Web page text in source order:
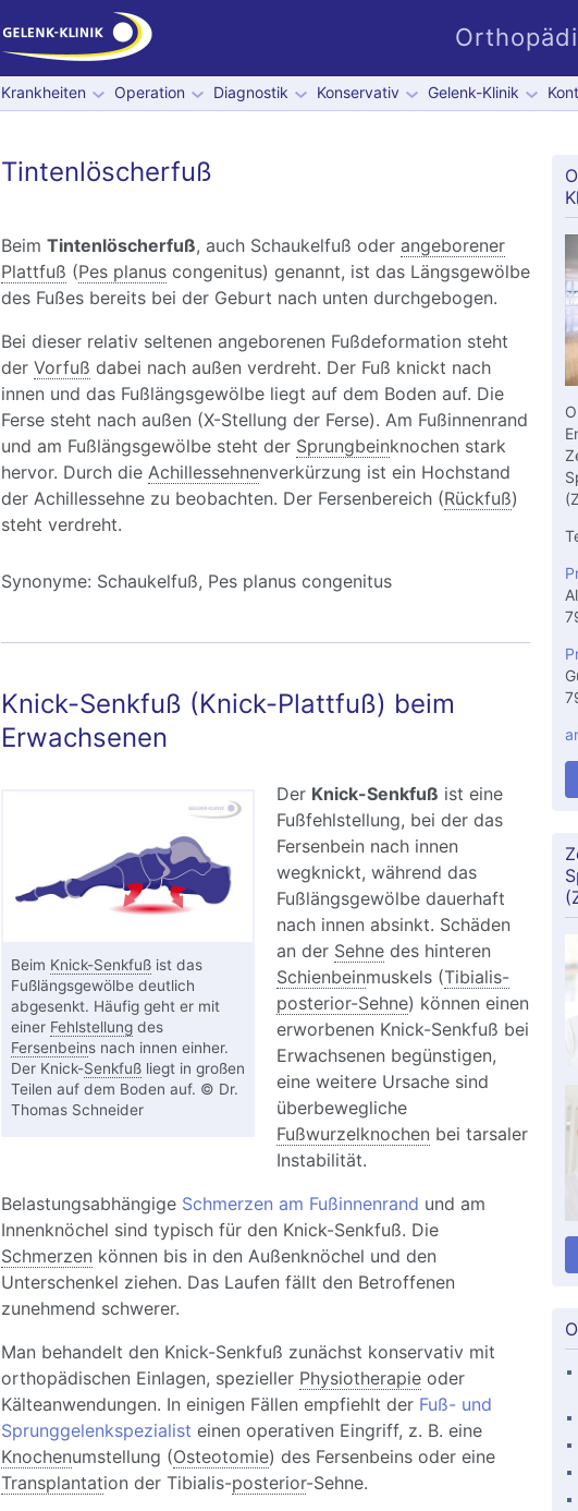
Krankheiten Operation Diagnostik Konservativ Gelenk-Klinik
Tintenlöscherfuß
Beim Tintenlöscherfuß, auch Schaukelfuß oder angeborener
Plattfuß (Pes planuscongenitus) genannt, ist das Längsgewölbe
des Fußes bereits bei der Geburt nach unten durchgebogen.
Bei dieser relativ seltenen angeborenen Fußdeformation steht
der Vorfuß dabei nach außen verdreht. Der Fuß knickt nach
innen und das Fußlängsgewölbe liegt auf dem Boden auf. Die
Ferse steht nach außen (X-Stellung der Ferse). Am Fußinnenrand
und am Fußlängsgewölbe steht der Sprungbeinknochen stark
hervor. Durch die Achillessehnenverkürzung ist ein Hochstand
der Achillessehne zu beobachten. Der Fersenbereich (Rückfuß)
steht verdreht.
Synonyme: Schaukelfuß, Pes planus congenitus
Knick-Senkfuß (Knick-Plattfuß) beim
Erwachsenen
Beim Knick-Senkfußist das
Fußlängsgewölbe deutlich
abgesenkt. Häufig geht er mit
einer Fehlstellungdes
Fersenbeins nach innen einher.
Der Knick-Senkfußliegt in großen
Teilen auf dem Boden auf. © Dr.
Thomas Schneider
Der Knick-Senkfuß ist eine
Fußfehlstellung, bei der das
Fersenbein nach innen
wegknickt, während das
Fußlängsgewölbe dauerhaft
nach innen absinkt. Schäden
an der Sehnedes hinteren
Schienbeinmuskels (Tibialis-
posterior-Sehne) können einen
erworbenen Knick-Senkfuß bei
Erwachsenen begünstigen,
eine weitere Ursache sind
überbewegliche
Fußwurzelknochen bei tarsaler
Instabilität.
Belastungsabhängige Schmerzen am Fußinnenrand und am
Innenknöchel sind typisch für den Knick-Senkfuß. Die
Schmerzen können bis in den Außenknöchel und den
Unterschenkel ziehen. Das Laufen fällt den Betroffenen
zunehmend schwerer.
Man behandelt den Knick-Senkfuß zunächst konservativ mit
orthopädischen Einlagen, spezieller Physiotherapieoder
Kälteanwendungen. In einigen Fällen empfiehlt der Fuß- und
Sprunggelenkspezialist einen operativen Eingriff, z. B. eine
Knochenumstellung (Osteotomie) des Fersenbeins oder eine
Transplantation der Tibialis-posterior-Sehne.